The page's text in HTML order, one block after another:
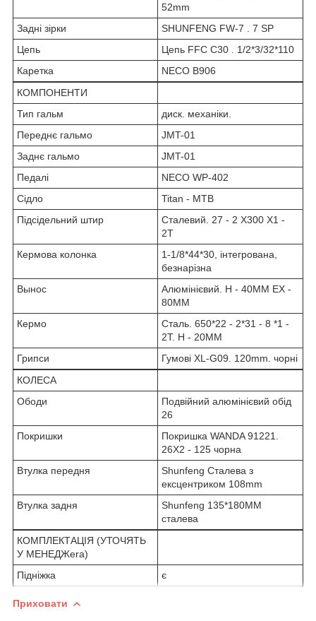
52mm
Задні зірки
SHUNFENG FW-7 . 7 SP
Цепь
Цепь FFC C30 . 1/2*3/32*110
Каретка
NECO B906
КОМПОНЕНТИ
Тип гальм
диск. механіки.
Переднє гальмо
JMT-01
Заднє гальмо
JMT-01
Педалі
NECO WP-402
Сідло
Titan - MTB
Підсідельний штир
Сталевий. 27 - 2 X300 X1 -
2T
Кермова колонка
1-1/8*44*30, інтегрована,
безнарізна
Вынос
Алюмінієвий. H - 40MM EX -
80MM
Кермо
Сталь. 650*22 - 2*31 - 8 *1 -
2T. H - 20MM
Грипси
Гумові XL-G09. 120mm. чорні
КОЛЕСА
Ободи
Подвійний алюмінієвий обід
26
Покришки
Покришка WANDA 91221.
26X2 - 125 чорна
Втулка передня
Shunfeng Сталева з
ексцентриком 108mm
Втулка задня
Shunfeng 135*180MM
сталева
КОМПЛЕКТАЦІЯ (УТОЧЯТЬ
У МЕНЕДЖera)
Підніжка
є
Приховати